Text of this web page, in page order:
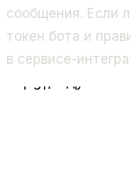
сообщения. Если
токен бота и
в сервисе-